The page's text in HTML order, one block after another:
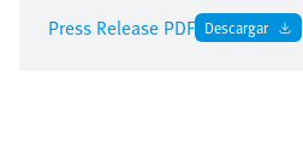
Press Release PDF Descargar